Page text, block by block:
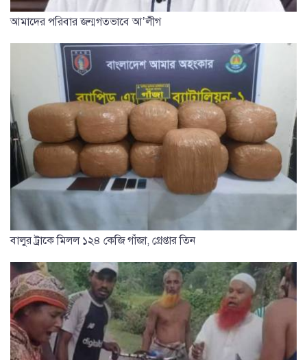
আমাদের পরিবার জন্মগতভাবে আ’লীগ
বালুর ট্রাকে মিলল ১২৪ কেজি গাঁজা, গ্রেপ্তার তিন